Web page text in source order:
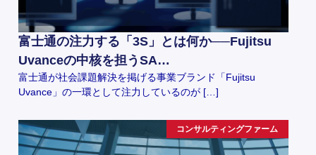
富士通の注力する「3S」とは何か──Fujitsu
Uvanceの中核を担うSA…
富士通が社会課題解決を掲げる事業ブランド「Fujitsu
Uvance」の一環として注力しているのが […]
コンサルティングファーム